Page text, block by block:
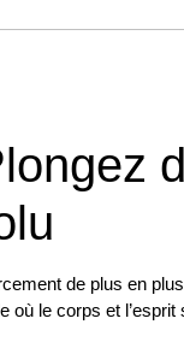
de plus en
le corps et l’esprit